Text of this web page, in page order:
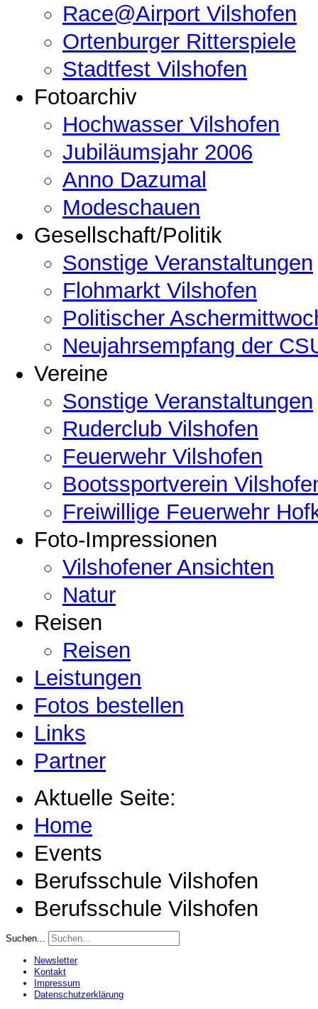
Race@Airport Vilshofen
Ortenburger Ritterspiele
Stadtfest Vilshofen
Fotoarchiv
Hochwasser Vilshofen
Jubiläumsjahr 2006
Anno Dazumal
Modeschauen
Gesellschaft/Politik
Sonstige Veranstaltungen
Flohmarkt Vilshofen
Politischer
Neujahrsempfang der
Vereine
Sonstige Veranstaltungen
Ruderclub Vilshofen
Feuerwehr Vilshofen
Bootssportverein
Freiwillige Feuerwehr
Foto-Impressionen
Vilshofener Ansichten
Natur
Reisen
Reisen
Leistungen
Fotos bestellen
Links
Partner
Aktuelle Seite:
Home
Events
Berufsschule Vilshofen
Berufsschule Vilshofen
Suchen...
Newsletter
Kontakt
Impressum
Datenschutzerklärung